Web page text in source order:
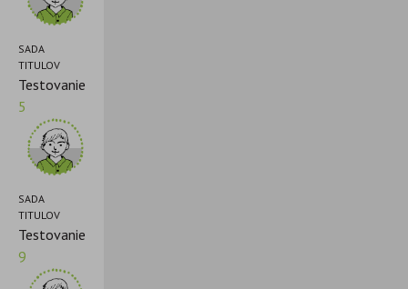
SADA
TITULOV
Testovanie
5
SADA
TITULOV
Testovanie
9